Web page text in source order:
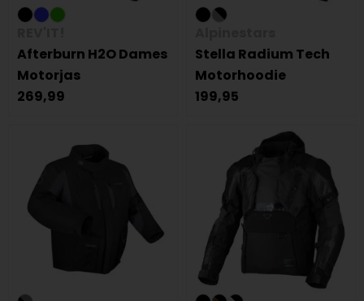
Afterburn H2O Dames
Motorjas
269,99
Stella Radium Tech
Motorhoodie
199,95